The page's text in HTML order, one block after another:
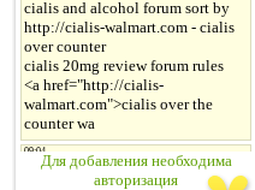
Для добавления необходима
авторизация